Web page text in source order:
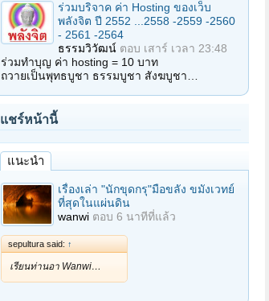
ร่วมบริจาค ค่า Hosting ของเว็บ
พลังจิต ปี 2552 ...2558 -2559 -2560
- 2561 -2564
ธรรมวิวัฒน์ ตอบ เสาร์ เวลา 23:48
ร่วมทำบุญ ค่า hosting = 10 บาท
ถวายเป็นพุทธบูชา ธรรมบูชา สังฆบูชา…
แชร์หน้านี้
แนะนำ
เรื่องเล่า "นักขุดกรุ"มือขลัง ขมังเวทย์
ที่สุดในแผ่นดิน
wanwi ตอบ 6 นาทีที่แล้ว
sepultura said: ↑
เรียนท่านอา Wanwi…